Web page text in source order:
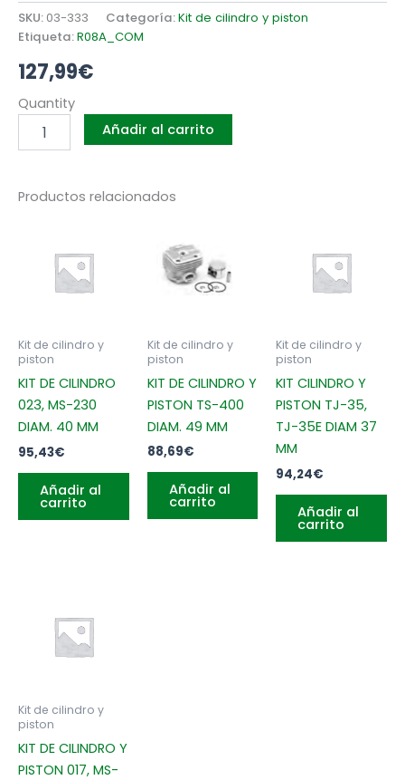
SKU: 03-333 Categoría:Kit de cilindro y piston
Etiqueta:R08A_COM
127,99€
Quantity
KIT
DE
CILINDRO
Y
028
cantidad
Añadir al carrito
Productos relacionados
Kit de cilindro y
piston
KIT DE CILINDRO
023, MS-230
DIAM. 40 MM
95,43€
Añadir al
carrito
Kit de cilindro y
piston
KIT DE CILINDRO Y
PISTON TS-400
DIAM. 49 MM
88,69€
Añadir al
carrito
Kit de cilindro y
piston
KIT CILINDRO Y
PISTON TJ-35,
TJ-35E DIAM 37
MM
94,24€
Añadir al
carrito
Kit de cilindro y
piston
KIT DE CILINDRO Y
PISTON 017, MS-